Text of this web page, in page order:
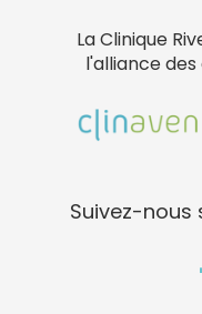
La Clinique
l'alliance
Suivez-nous